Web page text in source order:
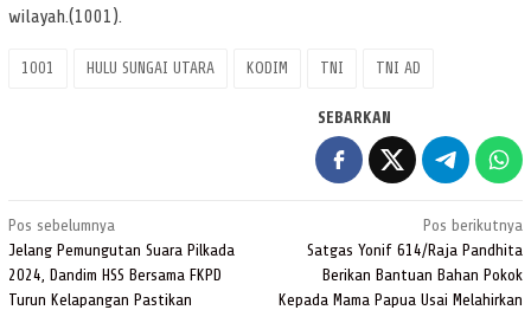
wilayah.(1001).
1001 HULU SUNGAI UTARA KODIM TNI TNI AD
SEBARKAN
Navigasi
pos
Pos sebelumnya
Jelang Pemungutan Suara Pilkada
2024, Dandim HSS Bersama FKPD
Turun Kelapangan Pastikan
Pos berikutnya
Satgas Yonif 614/Raja Pandhita
Berikan Bantuan Bahan Pokok
Kepada Mama Papua Usai Melahirkan